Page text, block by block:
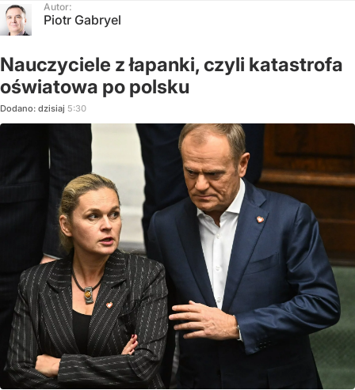
Autor:
Piotr Gabryel
Nauczyciele z łapanki, czyli katastrofa
oświatowa po polsku
Dodano: dzisiaj 5:30